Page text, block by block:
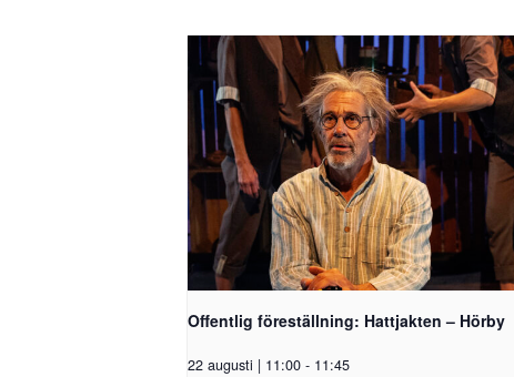
Offentlig föreställning: Hattjakten – Hörby
22 augusti | 11:00 - 11:45